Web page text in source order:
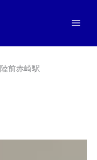
陸前赤崎駅